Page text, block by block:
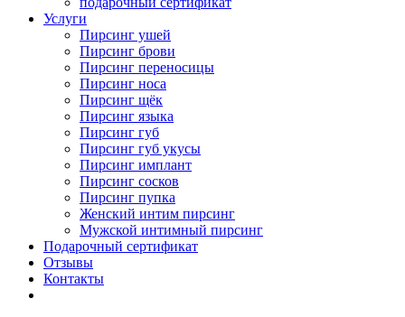
Услуги
Пирсинг ушей
Пирсинг брови
Пирсинг переносицы
Пирсинг носа
Пирсинг щёк
Пирсинг языка
Пирсинг губ
Пирсинг губ укусы
Пирсинг имплант
Пирсинг сосков
Пирсинг пупка
Женский интим пирсинг
Мужской интимный пирсинг
Подарочный сертификат
Отзывы
Контакты